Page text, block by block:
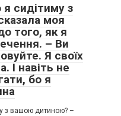
сидітиму з
моя
того, як я
– Ви
Я своїх
І навіть не
бо я
з вашою дитиною? –